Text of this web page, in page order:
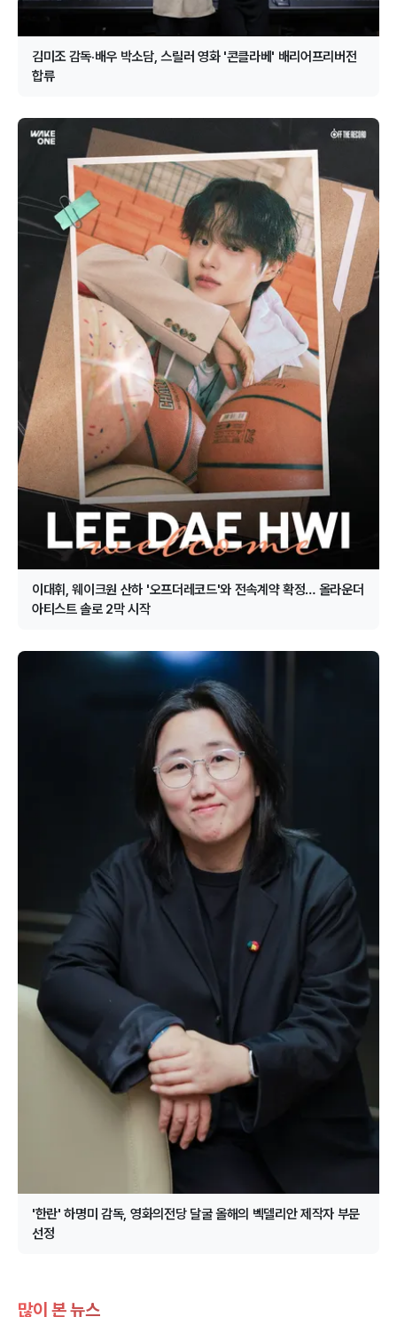
김미조 감독·배우 박소담, 스릴러 영화 '콘클라베' 배리어프리버전
합류
이대휘, 웨이크원 산하 '오프더레코드'와 전속계약 확정… 올라운더
아티스트 솔로 2막 시작
'한란' 하명미 감독, 영화의전당 달굴 올해의 벡델리안 제작자 부문
선정
많이 본 뉴스